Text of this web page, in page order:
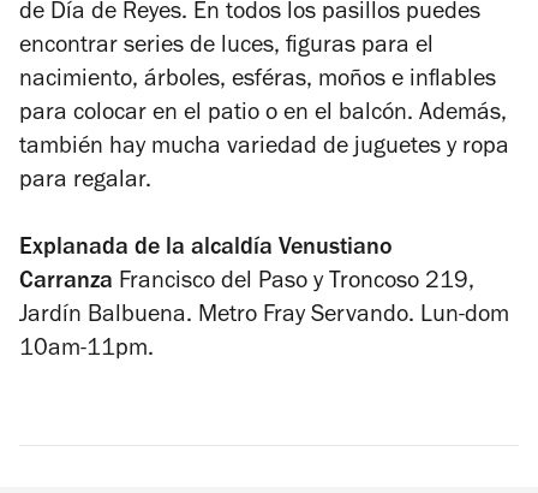
de Día de Reyes. En todos los pasillos puedes
encontrar series de luces, figuras para el
nacimiento, árboles, esféras, moños e inflables
para colocar en el patio o en el balcón. Además,
también hay mucha variedad de juguetes y ropa
para regalar.
Explanada de la alcaldía Venustiano
Carranza Francisco del Paso y Troncoso 219,
Jardín Balbuena. Metro Fray Servando. Lun-dom
10am-11pm.